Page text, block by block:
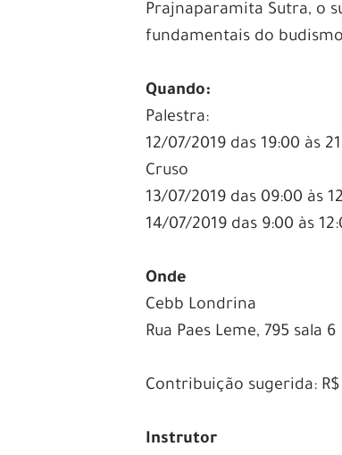
Prajnaparamita Sutra, o
fundamentais do
Quando:
Palestra:
12/07/2019 das 19:00 às
Cruso
13/07/2019 das 09:00 às
14/07/2019 das 9:00 às
Onde
Cebb Londrina
Rua Paes Leme, 795 sala 6
Contribuição sugerida:
Instrutor